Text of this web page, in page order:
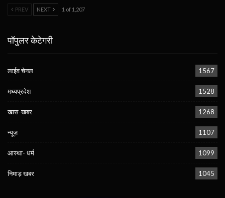
PREV NEXT 1 of 1,207
पॉपुलर केटेगरी
लाईव चेनल 1567
मध्यप्रदेश 1528
खास-खबर 1268
न्यूज़ 1107
आस्था- धर्म 1099
निमाड़ खबर 1045